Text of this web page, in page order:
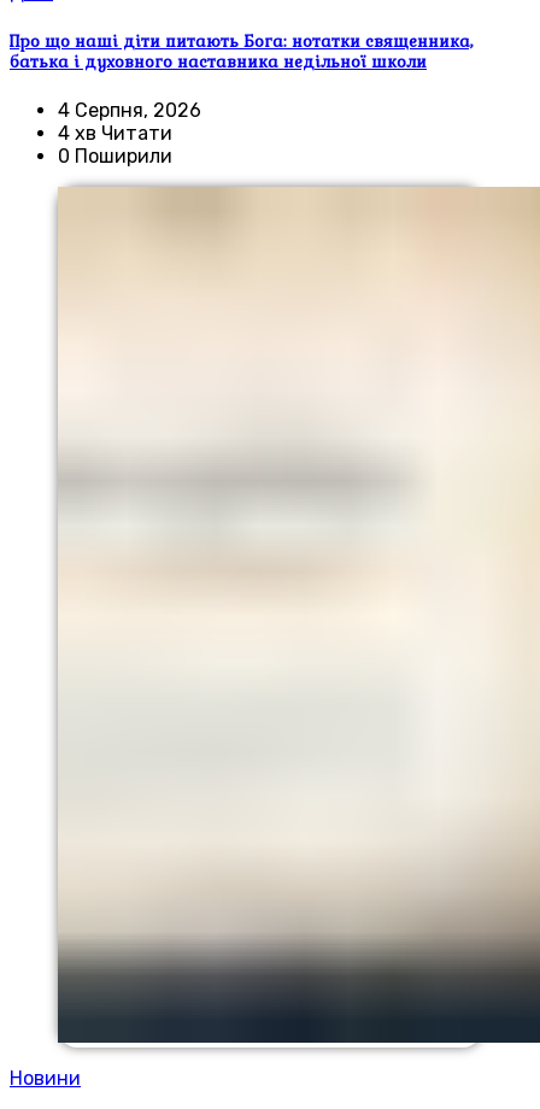
Про що наші діти питають Бога: нотатки священника,
батька і духовного наставника недільної школи
4 Серпня, 2026
4 хв Читати
0 Поширили
Новини